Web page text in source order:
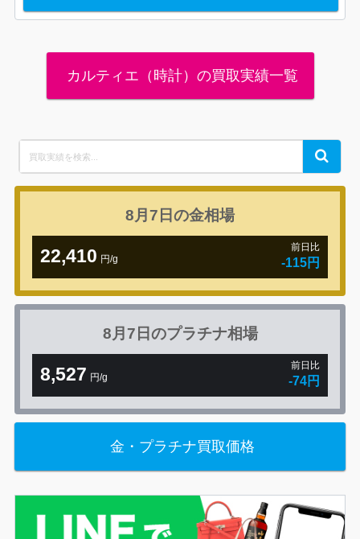
カルティエ（時計）の買取実績一覧
for:
Search
8月7日の金相場
22,410 円/g
前日比
-115円
8月7日のプラチナ相場
8,527 円/g
前日比
-74円
金・プラチナ買取価格